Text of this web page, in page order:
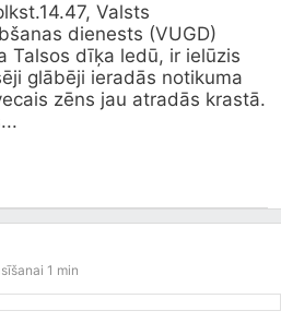
Valsts
dienests (VUGD)
Talsos dīķa ledū, ir ielūzis
glābēji ieradās notikuma
zēns jau atradās krastā.
1 min